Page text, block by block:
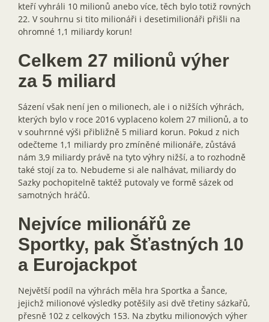
kteří vyhráli 10 milionů anebo více, těch bylo totiž rovných
22. V souhrnu si tito milionáři i desetimilionáři přišli na
ohromné 1,1 miliardy korun!
Celkem 27 milionů výher
za 5 miliard
Sázení však není jen o milionech, ale i o nižších výhrách,
kterých bylo v roce 2016 vyplaceno kolem 27 milionů, a to
v souhrnné výši přibližně 5 miliard korun. Pokud z nich
odečteme 1,1 miliardy pro zmíněné milionáře, zůstává
nám 3,9 miliardy právě na tyto výhry nižší, a to rozhodně
také stojí za to. Nebudeme si ale nalhávat, miliardy do
Sazky pochopitelně taktéž putovaly ve formě sázek od
samotných hráčů.
Nejvíce milionářů ze
Sportky, pak Šťastných 10
a Eurojackpot
Největší podíl na výhrách měla hra Sportka a Šance,
jejichž milionové výsledky potěšily asi dvě třetiny sázkařů,
přesně 102 z celkových 153. Na zbytku milionových výher